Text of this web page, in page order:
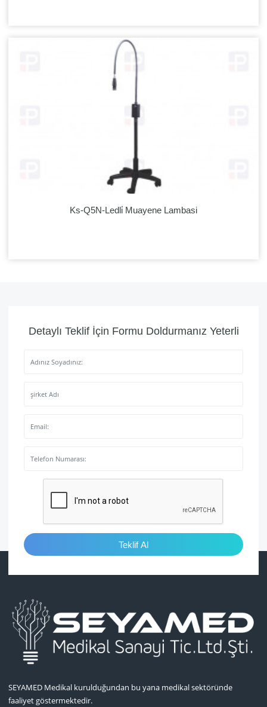
Ks-Q5N-Ledli̇ Muayene Lambasi
Detaylı Teklif İçin Formu Doldurmanız Yeterli
Teklif Al
SEYAMED Medikal kurulduğundan bu yana medikal sektöründe
faaliyet göstermektedir.